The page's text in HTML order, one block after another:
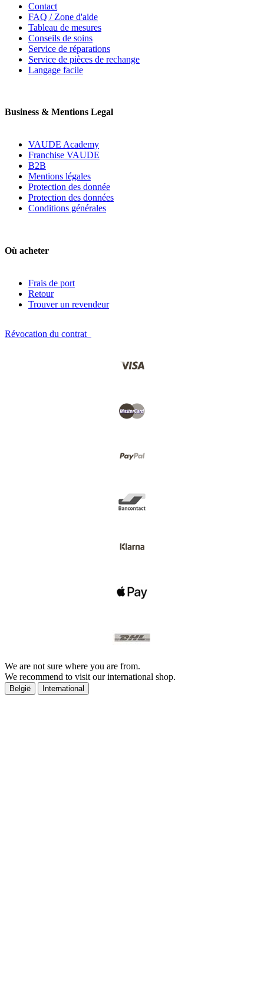
Contact
FAQ / Zone d'aide
Tableau de mesures
Conseils de soins
Service de réparations
Service de pièces de rechange
Langage facile
Business & Mentions Legal
VAUDE Academy
Franchise VAUDE
B2B
Mentions légales
Protection des donnée
Protection des données
Conditions générales
Où acheter
Frais de port
Retour
Trouver un revendeur
Révocation du contrat
We are not sure where you are from.
We recommend to visit our international shop.
België International